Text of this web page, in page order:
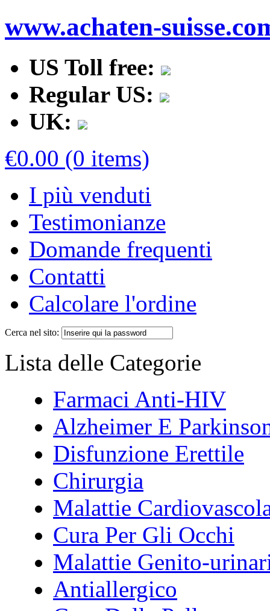
www.achaten-
US Toll free:
Regular US:
UK:
€0.00 (0 items)
I più venduti
Testimonianze
Domande frequenti
Contatti
Calcolare l'ordine
Cerca nel sito:
Lista delle Categorie
Farmaci Anti-HIV
Alzheimer E
Disfunzione Erettile
Chirurgia
Malattie
Cura Per Gli Occhi
Malattie Genito-
Antiallergico